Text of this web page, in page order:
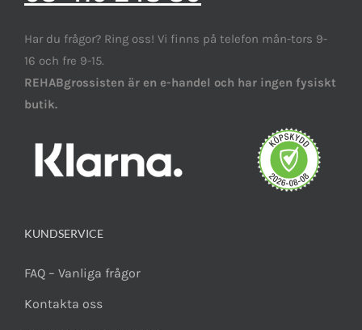
Har du frågor? Ring oss! Vi finns på telefon mån-tors 9-
16 och fre 9-15.
REHABgrossisten är en e-handel och har ingen fysiskt
butik.
KUNDSERVICE
FAQ – Vanliga frågor
Kontakta oss